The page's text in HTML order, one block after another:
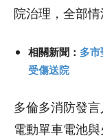
院治理，全部情
相關新聞： 多
受傷送院
多倫多消防發
電動單車電池